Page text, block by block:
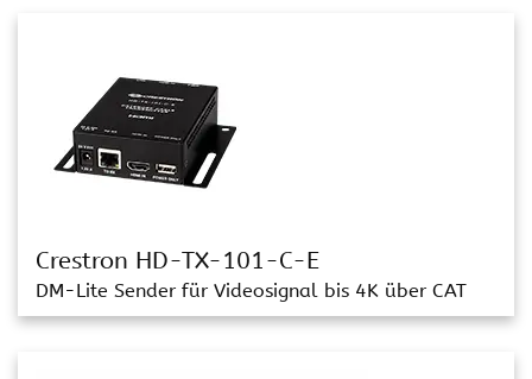
Crestron HD-TX-101-C-E
DM-Lite Sender für Videosignal bis 4K über CAT